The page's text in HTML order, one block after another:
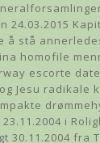
24.03.2015
å stå
homofile
escorte
Jesu radikale
i
30.11.2004 fra